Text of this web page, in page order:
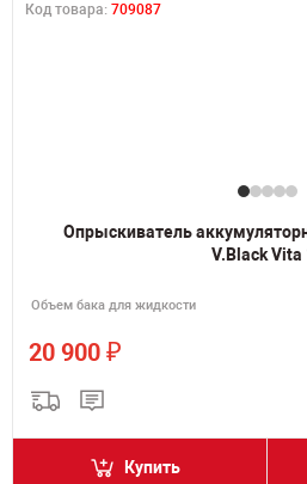
Код товара: 709087
Опрыскиватель
V.Black Vita
Объем бака для жидкости
20 900 ₽
Купить